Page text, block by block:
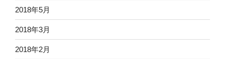
2018年5月
2018年3月
2018年2月